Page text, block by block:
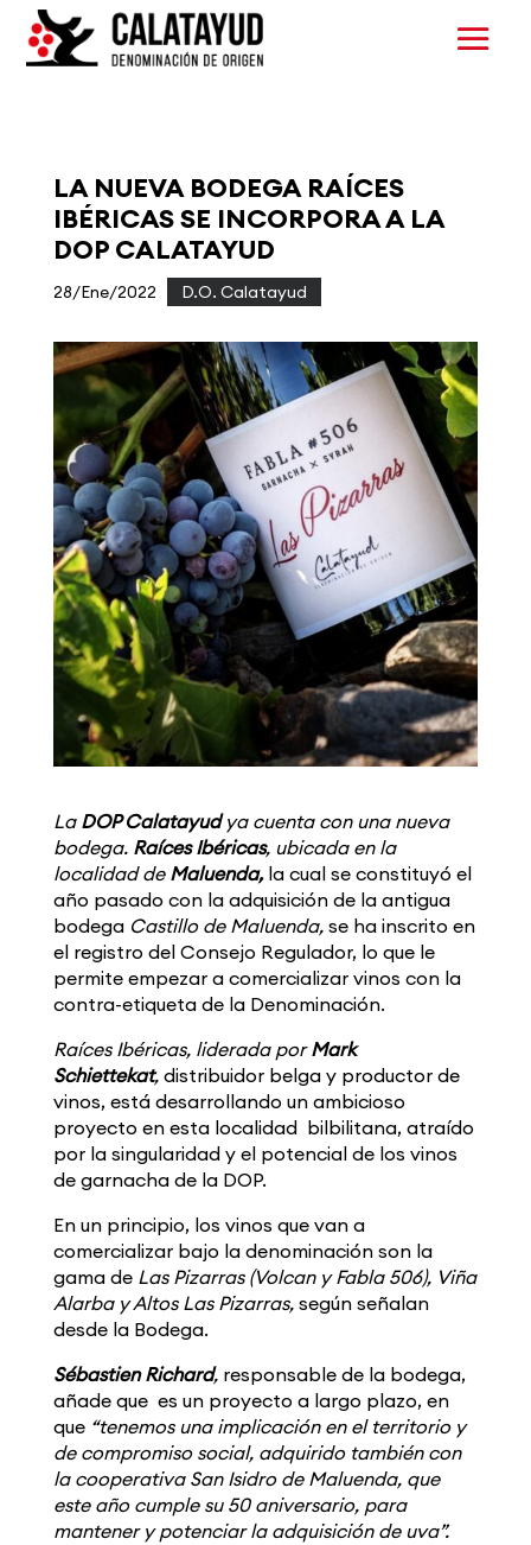
LA NUEVA BODEGA RAÍCES
IBÉRICAS SE INCORPORA A LA
DOP CALATAYUD
28/Ene/2022 D.O. Calatayud
LaDOP Calatayudya cuenta con una nueva
bodega. Raíces Ibéricas, ubicada en la
localidad de Maluenda, la cual se constituyó el
año pasado con la adquisición de la antigua
bodega Castillo de Maluenda,se ha inscrito en
el registro del Consejo Regulador, lo que le
permite empezar a comercializar vinos con la
contra-etiqueta de la Denominación.
Raíces Ibéricas, liderada porMark
Schiettekat,distribuidor belga y productor de
vinos, está desarrollando un ambicioso
proyecto en esta localidad bilbilitana, atraído
por la singularidad y el potencial de los vinos
de garnacha de la DOP.
En un principio, los vinos que van a
comercializar bajo la denominación son la
gama de Las Pizarras (Volcan y Fabla 506), Viña
Alarba y Altos Las Pizarras, según señalan
desde la Bodega.
Sébastien Richard,responsable de la bodega,
añade que es un proyecto a largo plazo, en
que “tenemos una implicación en el territorio y
de compromiso social, adquirido también con
la cooperativa San Isidro de Maluenda, que
este año cumple su 50 aniversario, para
mantener y potenciar la adquisición de uva”.